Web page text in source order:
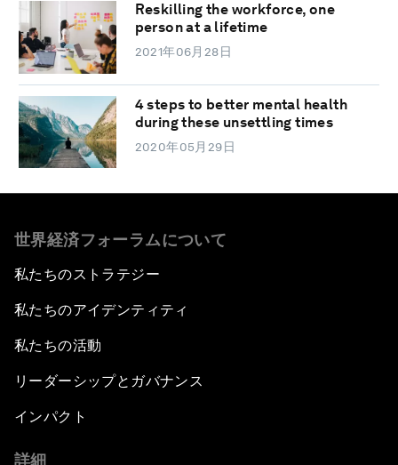
Reskilling the workforce, one
person at a lifetime
2021年06月28日
4 steps to better mental health
during these unsettling times
2020年05月29日
世界経済フォーラムについて
私たちのストラテジー
私たちのアイデンティティ
私たちの活動
リーダーシップとガバナンス
インパクト
詳細